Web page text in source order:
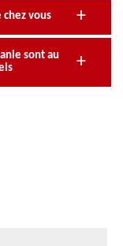
vous
sont au